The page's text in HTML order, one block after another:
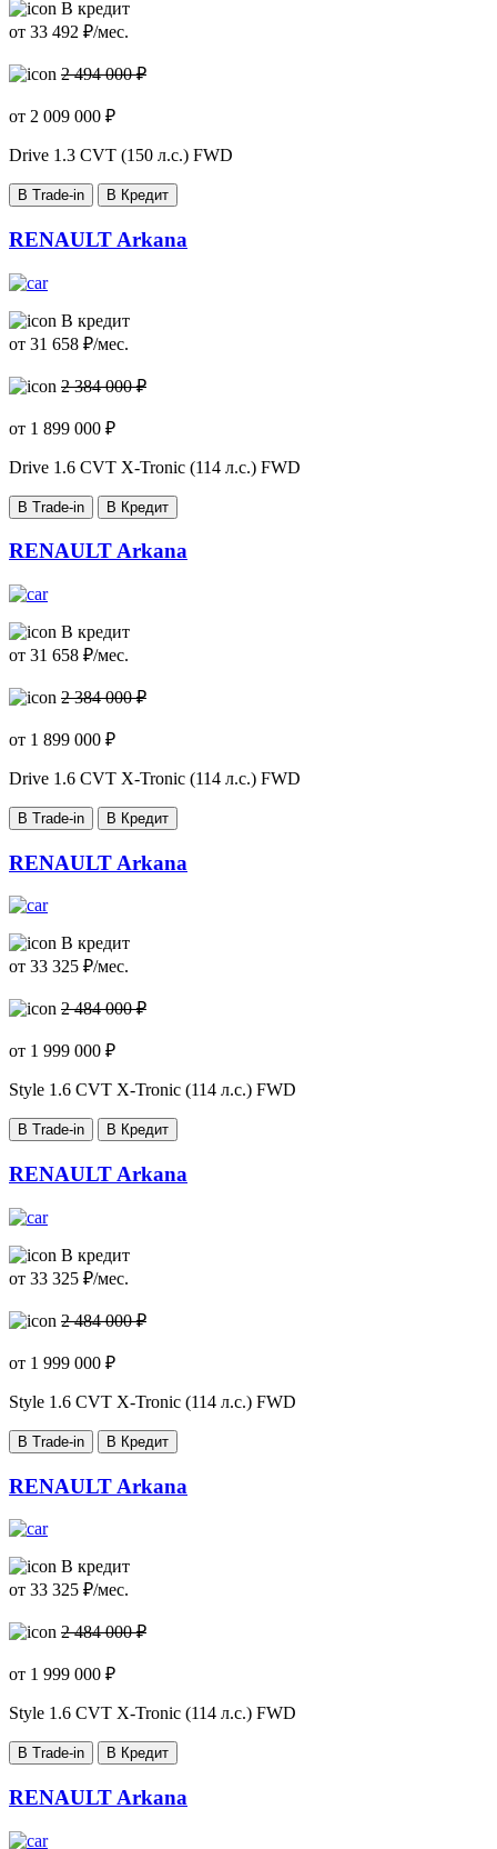
В кредит
от 33 492 ₽/мес.
2 494 000 ₽
от 2 009 000 ₽
Drive 1.3 CVT (150 л.с.) FWD
В Trade-in В Кредит
RENAULT Arkana
В кредит
от 31 658 ₽/мес.
2 384 000 ₽
от 1 899 000 ₽
Drive 1.6 CVT X-Tronic (114 л.с.) FWD
В Trade-in В Кредит
RENAULT Arkana
В кредит
от 31 658 ₽/мес.
2 384 000 ₽
от 1 899 000 ₽
Drive 1.6 CVT X-Tronic (114 л.с.) FWD
В Trade-in В Кредит
RENAULT Arkana
В кредит
от 33 325 ₽/мес.
2 484 000 ₽
от 1 999 000 ₽
Style 1.6 CVT X-Tronic (114 л.с.) FWD
В Trade-in В Кредит
RENAULT Arkana
В кредит
от 33 325 ₽/мес.
2 484 000 ₽
от 1 999 000 ₽
Style 1.6 CVT X-Tronic (114 л.с.) FWD
В Trade-in В Кредит
RENAULT Arkana
В кредит
от 33 325 ₽/мес.
2 484 000 ₽
от 1 999 000 ₽
Style 1.6 CVT X-Tronic (114 л.с.) FWD
В Trade-in В Кредит
RENAULT Arkana